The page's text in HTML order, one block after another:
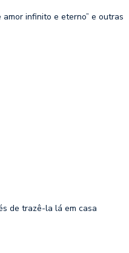
amor infinito e eterno” e outras
de trazê-la lá em casa